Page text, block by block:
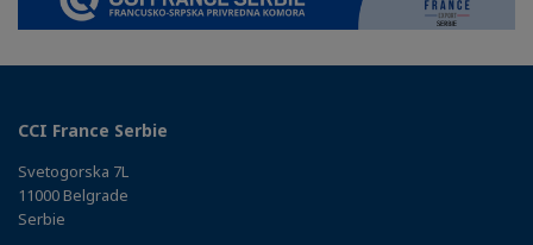
CCI France Serbie
Svetogorska 7L
11000 Belgrade
Serbie